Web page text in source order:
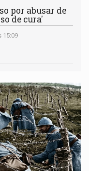
por abusar de
de cura'
15:09